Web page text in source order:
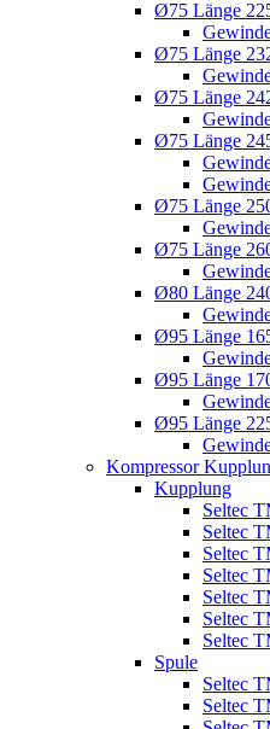
Ø75 Länge
Ø75 Länge
Ø75 Länge
Ø75 Länge
Ø75 Länge
Ø75 Länge
Ø80 Länge
Ø95 Länge
Ø95 Länge
Ø95 Länge
Kompressor
Kupplung
Seltec
Seltec
Seltec
Seltec
Seltec
Seltec
Seltec
Spule
Seltec
Seltec